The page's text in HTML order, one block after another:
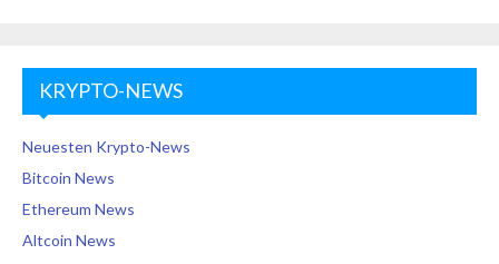
KRYPTO-NEWS
Neuesten Krypto-News
Bitcoin News
Ethereum News
Altcoin News